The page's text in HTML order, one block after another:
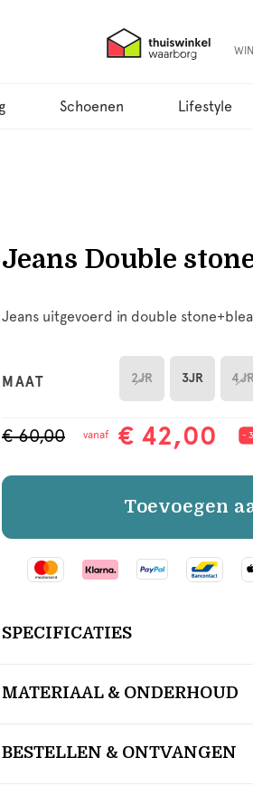
Schoenen Lifestyle
Jeans Double
Jeans uitgevoerd in double
MAAT 2JR 3JR
€ 60,00 vanaf € 42,00 -
Toevoegen
SPECIFICATIES
MATERIAAL & ONDERHOUD
BESTELLEN & ONTVANGEN